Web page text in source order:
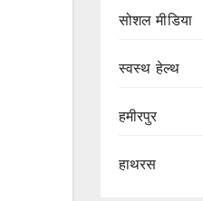
सोशल मीडिया
स्वस्थ हेल्थ
हमीरपुर
हाथरस